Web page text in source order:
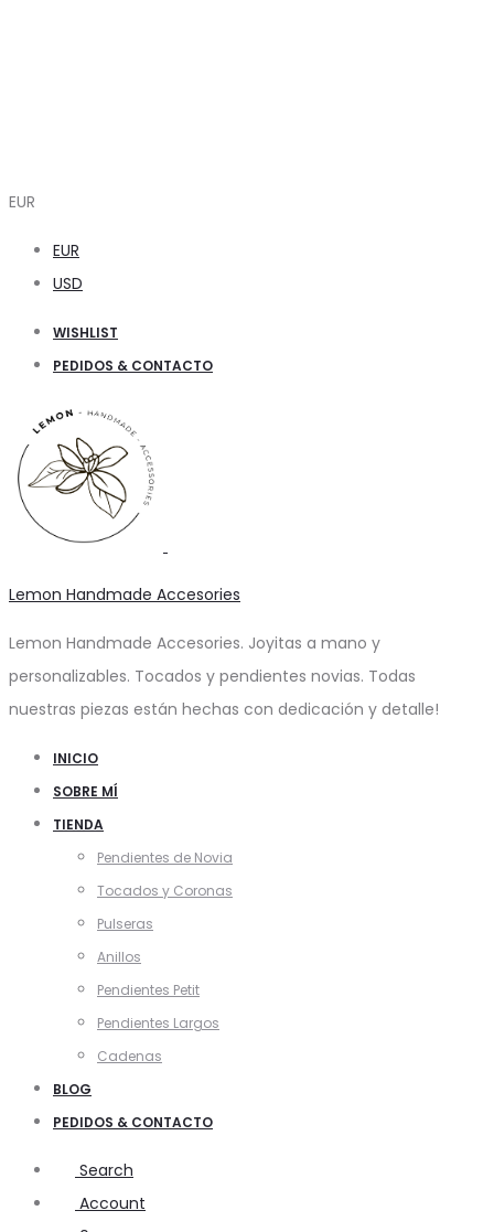
EUR
EUR
USD
WISHLIST
PEDIDOS & CONTACTO
Lemon Handmade Accesories
Lemon Handmade Accesories. Joyitas a mano y
personalizables. Tocados y pendientes novias. Todas
nuestras piezas están hechas con dedicación y detalle!
INICIO
SOBRE MÍ
TIENDA
Pendientes de Novia
Tocados y Coronas
Pulseras
Anillos
Pendientes Petit
Pendientes Largos
Cadenas
BLOG
PEDIDOS & CONTACTO
Search
Account